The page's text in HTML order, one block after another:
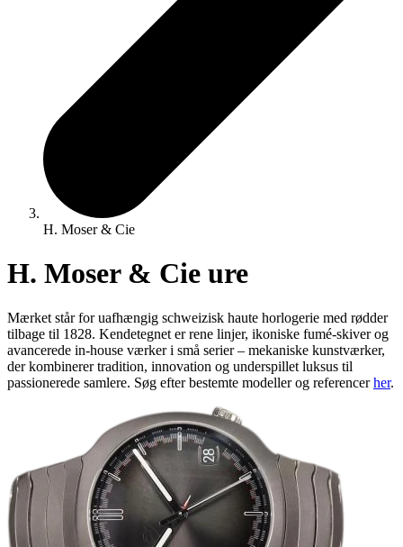
H. Moser & Cie
H. Moser & Cie ure
Mærket står for uafhængig schweizisk haute horlogerie med rødder
tilbage til 1828. Kendetegnet er rene linjer, ikoniske fumé-skiver og
avancerede in-house værker i små serier – mekaniske kunstværker,
der kombinerer tradition, innovation og underspillet luksus til
passionerede samlere. Søg efter bestemte modeller og referencerher.